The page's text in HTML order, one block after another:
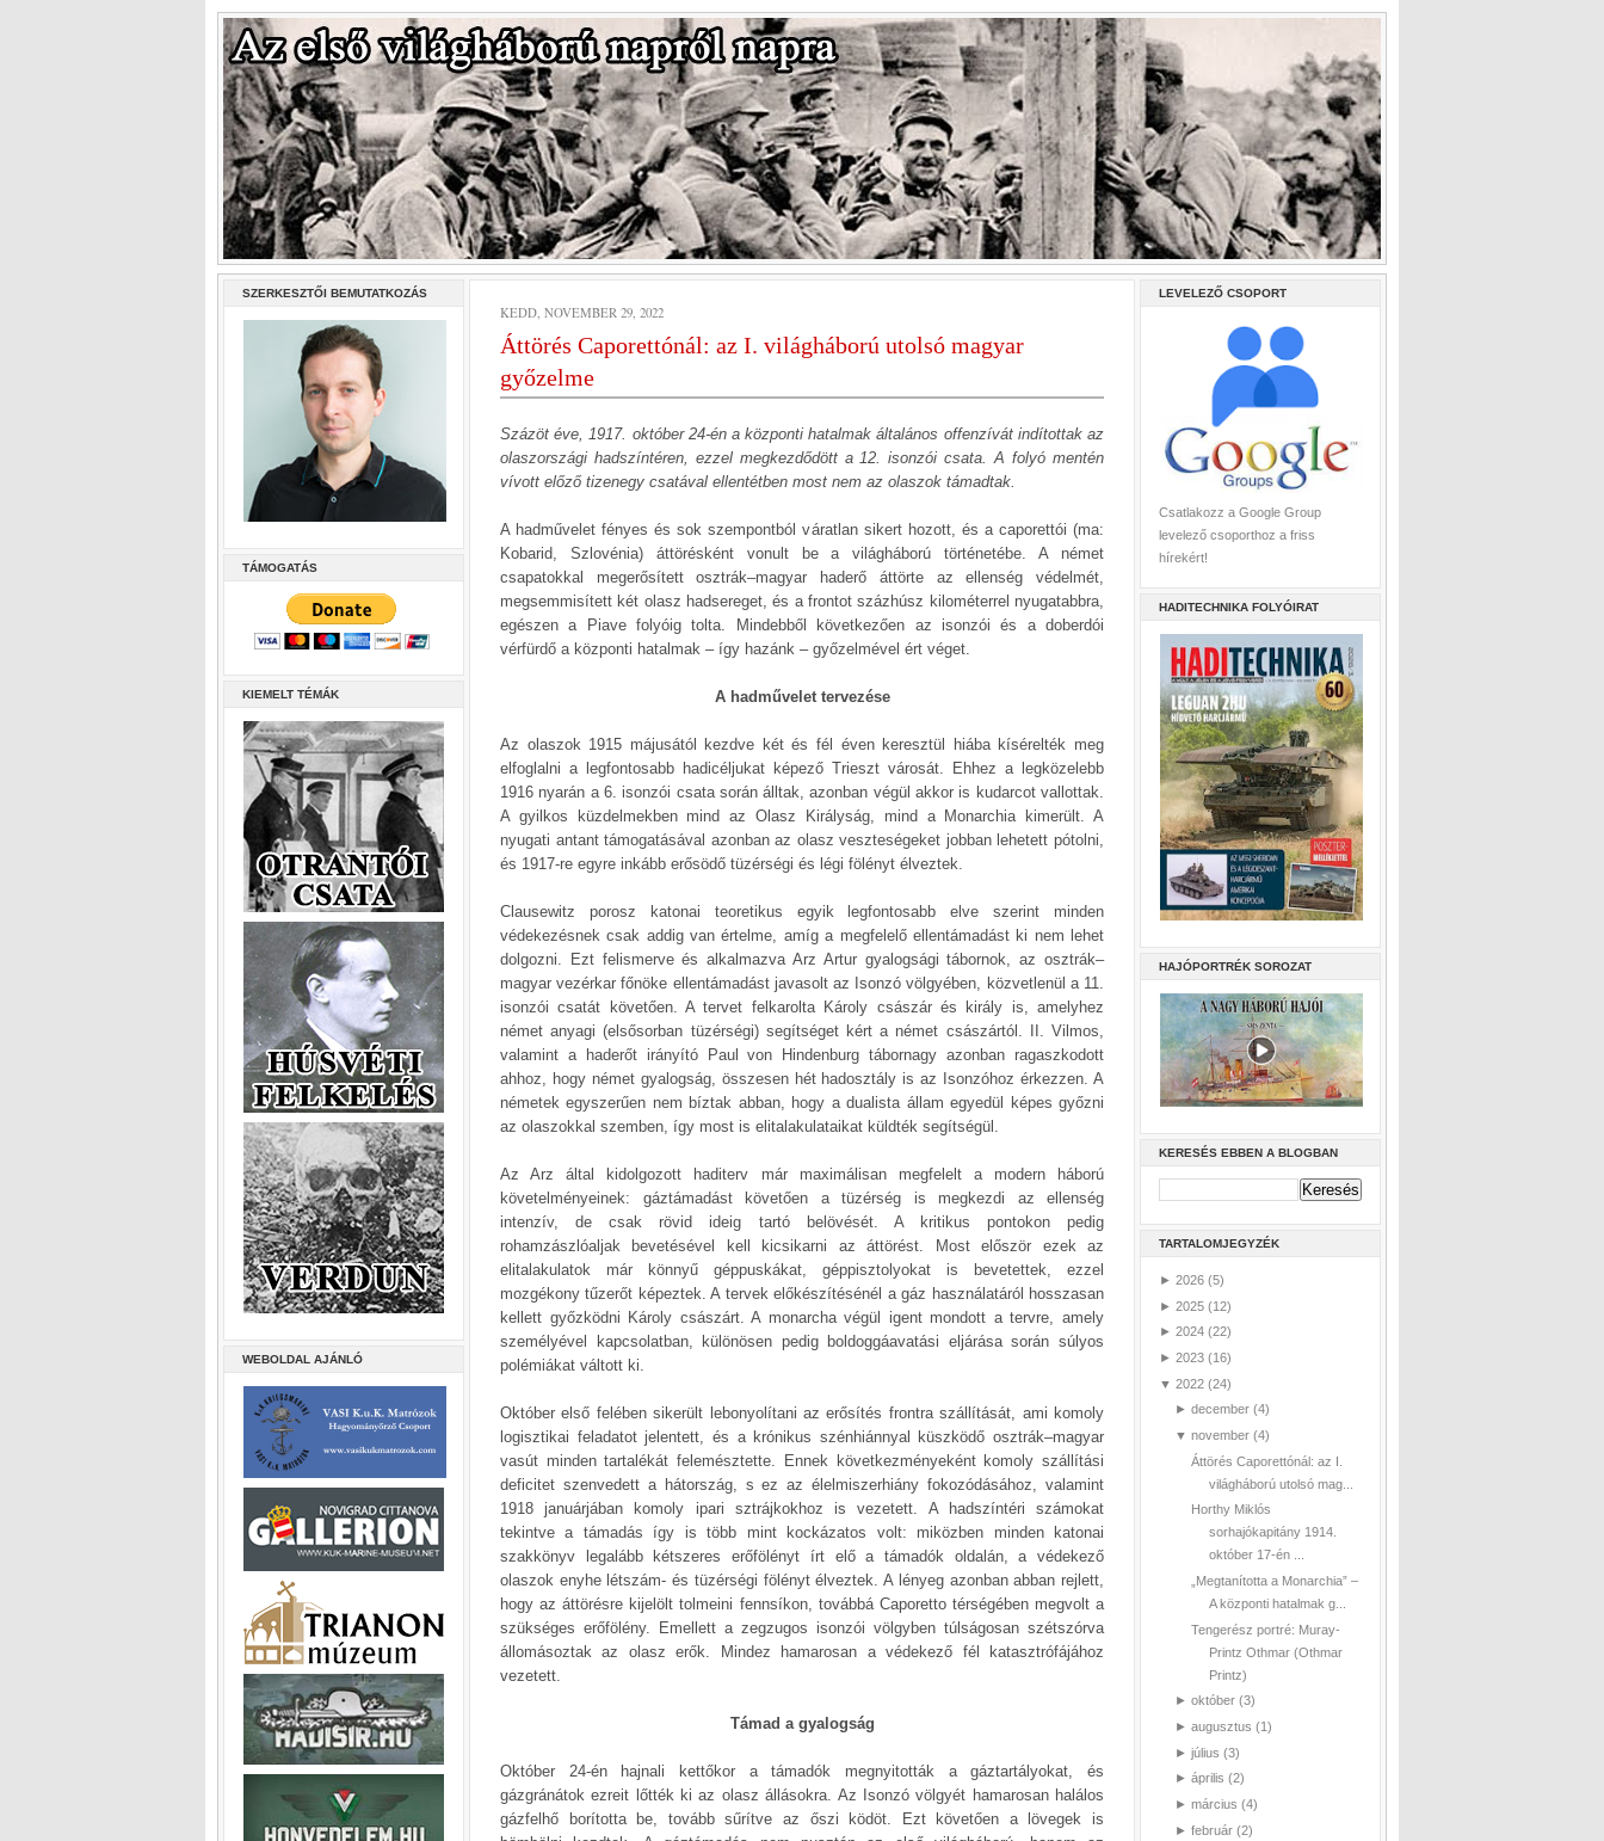
SZERKESZTŐI BEMUTATKOZÁS
TÁMOGATÁS
KIEMELT TÉMÁK
WEBOLDAL AJÁNLÓ
KEDD, NOVEMBER 29, 2022
Áttörés Caporettónál: az I. világháború utolsó magyar
győzelme
Százöt éve, 1917. október 24-én a központi hatalmak általános offenzívát indítottak az
olaszországi hadszíntéren, ezzel megkezdődött a 12. isonzói csata. A folyó mentén
vívott előző tizenegy csatával ellentétben most nem az olaszok támadtak.
A hadművelet fényes és sok szempontból váratlan sikert hozott, és a caporettói (ma:
Kobarid, Szlovénia) áttörésként vonult be a világháború történetébe. A német
csapatokkal megerősített osztrák–magyar haderő áttörte az ellenség védelmét,
megsemmisített két olasz hadsereget, és a frontot százhúsz kilométerrel nyugatabbra,
egészen a Piave folyóig tolta. Mindebből következően az isonzói és a doberdói
vérfürdő a központi hatalmak – így hazánk – győzelmével ért véget.
A hadművelet tervezése
Az olaszok 1915 májusától kezdve két és fél éven keresztül hiába kísérelték meg
elfoglalni a legfontosabb hadicéljukat képező Trieszt városát. Ehhez a legközelebb
1916 nyarán a 6. isonzói csata során álltak, azonban végül akkor is kudarcot vallottak.
A gyilkos küzdelmekben mind az Olasz Királyság, mind a Monarchia kimerült. A
nyugati antant támogatásával azonban az olasz veszteségeket jobban lehetett pótolni,
és 1917-re egyre inkább erősödő tüzérségi és légi fölényt élveztek.
Clausewitz porosz katonai teoretikus egyik legfontosabb elve szerint minden
védekezésnek csak addig van értelme, amíg a megfelelő ellentámadást ki nem lehet
dolgozni. Ezt felismerve és alkalmazva Arz Artur gyalogsági tábornok, az osztrák–
magyar vezérkar főnöke ellentámadást javasolt az Isonzó völgyében, közvetlenül a 11.
isonzói csatát követően. A tervet felkarolta Károly császár és király is, amelyhez
német anyagi (elsősorban tüzérségi) segítséget kért a német császártól. II. Vilmos,
valamint a haderőt irányító Paul von Hindenburg tábornagy azonban ragaszkodott
ahhoz, hogy német gyalogság, összesen hét hadosztály is az Isonzóhoz érkezzen. A
németek egyszerűen nem bíztak abban, hogy a dualista állam egyedül képes győzni
az olaszokkal szemben, így most is elitalakulataikat küldték segítségül.
Az Arz által kidolgozott haditerv már maximálisan megfelelt a modern háború
követelményeinek: gáztámadást követően a tüzérség is megkezdi az ellenség
intenzív, de csak rövid ideig tartó belövését. A kritikus pontokon pedig
rohamzászlóaljak bevetésével kell kicsikarni az áttörést. Most először ezek az
elitalakulatok már könnyű géppuskákat, géppisztolyokat is bevetettek, ezzel
mozgékony tűzerőt képeztek. A tervek előkészítésénél a gáz használatáról hosszasan
kellett győzködni Károly császárt. A monarcha végül igent mondott a tervre, amely
személyével kapcsolatban, különösen pedig boldoggáavatási eljárása során súlyos
polémiákat váltott ki.
Október első felében sikerült lebonyolítani az erősítés frontra szállítását, ami komoly
logisztikai feladatot jelentett, és a krónikus szénhiánnyal küszködő osztrák–magyar
vasút minden tartalékát felemésztette. Ennek következményeként komoly szállítási
deficitet szenvedett a hátország, s ez az élelmiszerhiány fokozódásához, valamint
1918 januárjában komoly ipari sztrájkokhoz is vezetett. A hadszíntéri számokat
tekintve a támadás így is több mint kockázatos volt: miközben minden katonai
szakkönyv legalább kétszeres erőfölényt írt elő a támadók oldalán, a védekező
olaszok enyhe létszám- és tüzérségi fölényt élveztek. A lényeg azonban abban rejlett,
hogy az áttörésre kijelölt tolmeini fennsíkon, továbbá Caporetto térségében megvolt a
szükséges erőfölény. Emellett a zegzugos isonzói völgyben túlságosan szétszórva
állomásoztak az olasz erők. Mindez hamarosan a védekező fél katasztrófájához
vezetett.
Támad a gyalogság
Október 24-én hajnali kettőkor a támadók megnyitották a gáztartályokat, és
gázgránátok ezreit lőtték ki az olasz állásokra. Az Isonzó völgyét hamarosan halálos
gázfelhő borította be, tovább sűrítve az őszi ködöt. Ezt követően a lövegek is
LEVELEZŐ CSOPORT
Csatlakozz a Google Group
levelező csoporthoz a friss
hírekért!
HADITECHNIKA FOLYÓIRAT
HAJÓPORTRÉK SOROZAT
KERESÉS EBBEN A BLOGBAN
TARTALOMJEGYZÉK
► 2026 (5)
► 2025 (12)
► 2024 (22)
► 2023 (16)
▼ 2022 (24)
► december (4)
▼ november (4)
Áttörés Caporettónál: az I.
világháború utolsó mag...
Horthy Miklós
sorhajókapitány 1914.
október 17-én ...
„Megtanította a Monarchia” –
A központi hatalmak g...
Tengerész portré: Muray-
Printz Othmar (Othmar
Printz)
► október (3)
► augusztus (1)
► július (3)
► április (2)
► március (4)
► február (2)